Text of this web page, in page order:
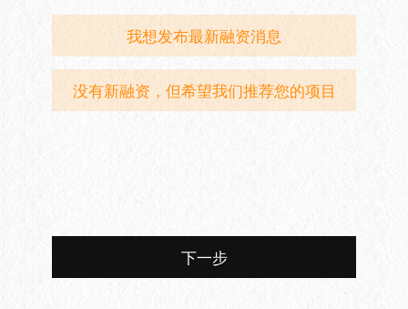
我想发布最新融资消息
没有新融资，但希望我们推荐您的项目
下一步